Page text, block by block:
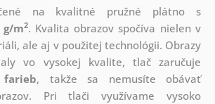
na kvalitné pružné plátno s
g/m2. Kvalita obrazov spočíva nielen v
ale aj v použitej technológii. Obrazy
vo vysokej kvalite, tlač zaručuje
, takže sa nemusíte obávať
Pri tlači využívame vysoko